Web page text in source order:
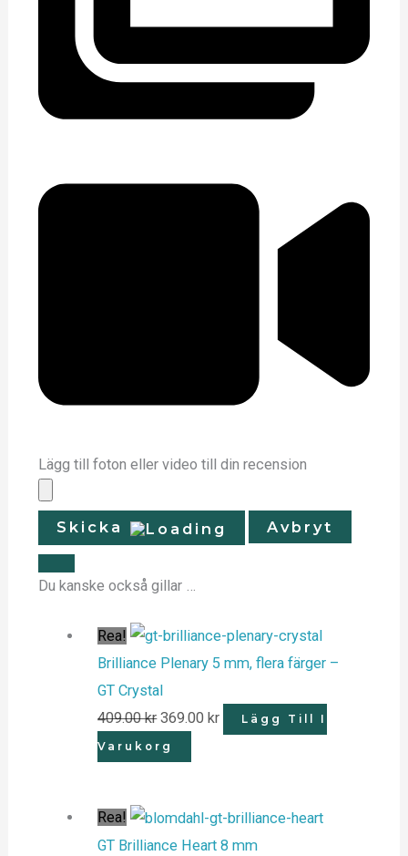
Lägg till foton eller video till din recension
Skicka Avbryt
Du kanske också gillar …
Rea!
Brilliance Plenary 5 mm, flera färger –
GT Crystal
409.00kr 369.00 kr Lägg Till I
Varukorg
Rea!
GT Brilliance Heart 8 mm